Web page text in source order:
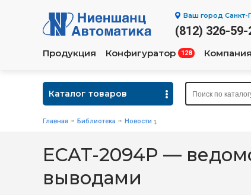
Ваш город Санкт-
(812) 326-59-
Продукция Конфигуратор 128 Компания
Каталог товаров
Главная Библиотека Новости
ECAT-2094P —
выводами